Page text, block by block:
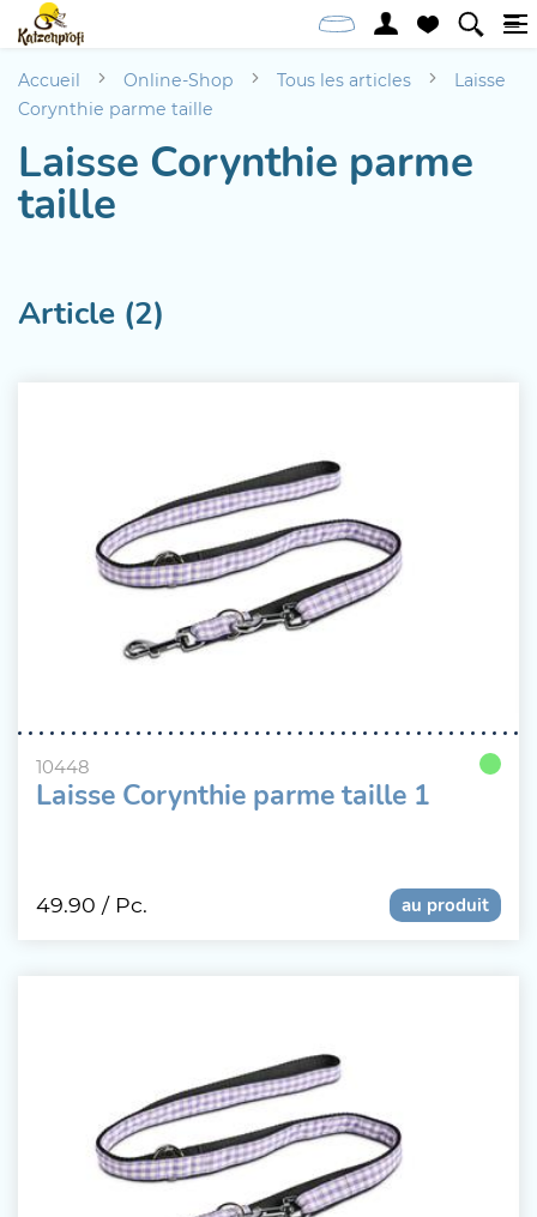
Accueil Online-Shop Tous les articles
Laisse
Corynthie parme taille
Laisse Corynthie parme
taille
Article (2)
10448
Laisse Corynthie parme taille 1
au produit
49.90 / Pc.